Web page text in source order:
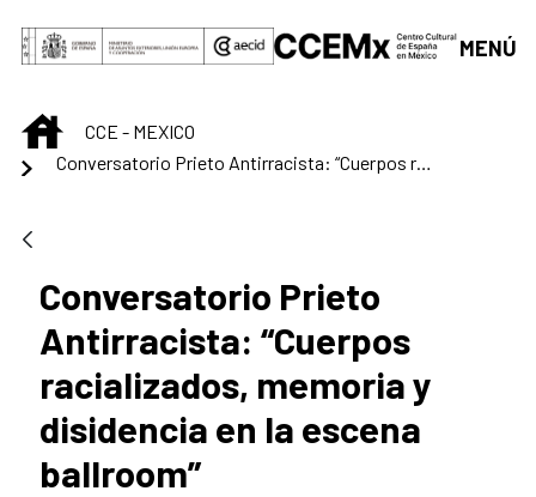
Saltar al contenido principal
MENÚ
INICIOCCE - MEXICO
Conversatorio Prieto Antirracista: “Cuerpos racializados, memoria y disidencia en la escena ballroom”
Conversatorio Prieto
Antirracista: “Cuerpos
racializados, memoria y
disidencia en la escena
ballroom”